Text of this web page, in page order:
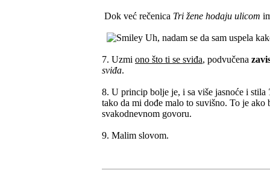
Dok već rečenica Tri žene hodaju ulicom
Uh, nadam se da sam uspela
7. Uzmi ono što ti se sviđa, podvučena
sviđa.
8. U princip bolje je, i sa više jasnoće i stila
tako da mi dođe malo to suvišno. To je
svakodnevnom govoru.
9. Malim slovom.